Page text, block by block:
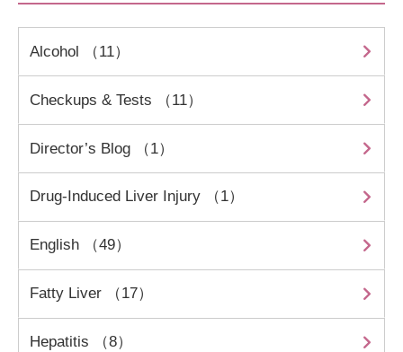
Alcohol （11）
Checkups & Tests （11）
Director’s Blog （1）
Drug-Induced Liver Injury （1）
English （49）
Fatty Liver （17）
Hepatitis （8）